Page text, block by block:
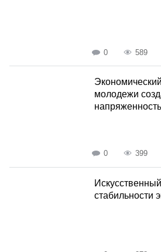
0 589
молодежи
напряженность
0 399
стабильности